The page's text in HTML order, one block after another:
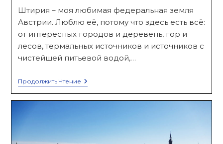
Штирия – моя любимая федеральная земля
Австрии. Люблю её, потому что здесь есть всё:
от интересных городов и деревень, гор и
лесов, термальных источников и источников с
чистейшей питьевой водой,…
Продолжить ЧтениеВинные
Регионы